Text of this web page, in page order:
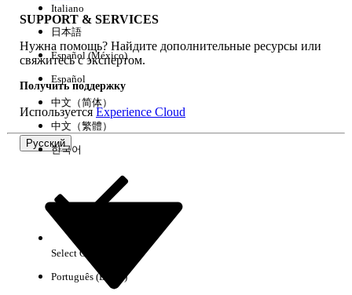
Очистить все Готово
Результаты отсутствуют
SUPPORT & SERVICES
Нужна помощь? Найдите дополнительные ресурсы или
свяжитесь с экспертом.
Получить поддержку
ИспользуетсяExperience Cloud
Русский
Italiano
日本語
Español (México)
Español
中文（简体）
中文（繁體）
한국어
Select Org
Português (Brasil)